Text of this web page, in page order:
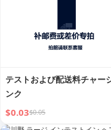
テストおよび配送料チャー
ンク
$0.03$0.05